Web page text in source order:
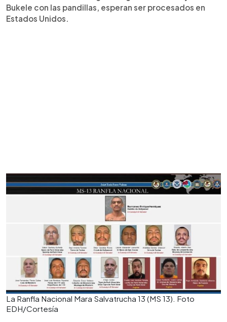
Bukele con las pandillas, esperan ser procesados en
Estados Unidos.
La Ranfla Nacional Mara Salvatrucha 13 (MS 13). Foto
EDH/Cortesía